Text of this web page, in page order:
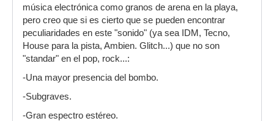
música electrónica como granos de arena en la playa,
pero creo que si es cierto que se pueden encontrar
peculiaridades en este "sonido" (ya sea IDM, Tecno,
House para la pista, Ambien. Glitch...) que no son
"standar" en el pop, rock...:
-Una mayor presencia del bombo.
-Subgraves.
-Gran espectro estéreo.